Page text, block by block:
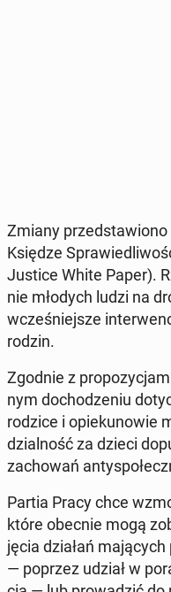
Zmiany przed­sta­wio­no
Księdze
Justice White Paper).
nie młodych ludzi na
wcze­śniej­sze
rodzin.
Zgodnie z
nym do­cho­dze­niu
rodzice i opie­ku­no­wie
dzial­ność za dzieci
za­cho­wań
Partia Pracy chce
które obecnie mogą
ję­cia działań
— poprzez udział w